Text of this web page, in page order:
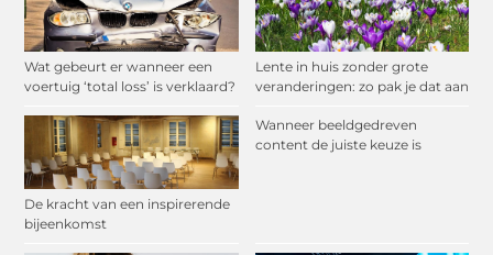
Wat gebeurt er wanneer een
voertuig ‘total loss’ is verklaard?
Lente in huis zonder grote
veranderingen: zo pak je dat aan
De kracht van een inspirerende
bijeenkomst
Wanneer beeldgedreven
content de juiste keuze is